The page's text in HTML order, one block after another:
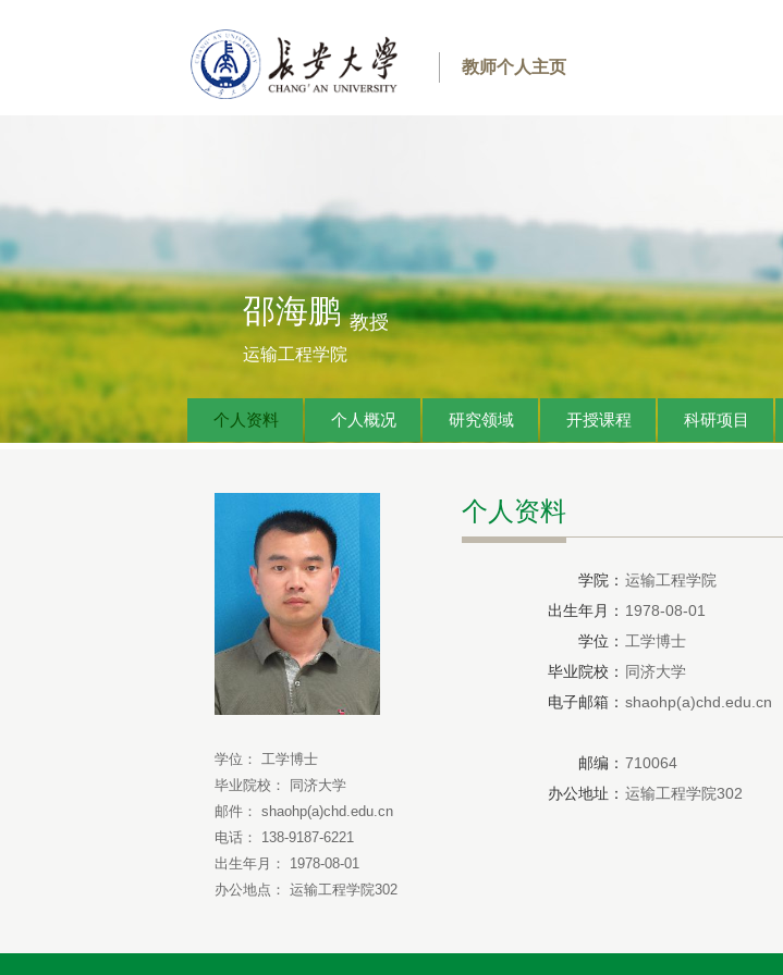
教师个人主页
邵海鹏教授
运输工程学院
个人资料 个人概况 研究领域 开授课程 科研项目
学位： 工学博士
毕业院校： 同济大学
邮件： shaohp(a)chd.edu.cn
电话： 138-9187-6221
出生年月： 1978-08-01
办公地点： 运输工程学院302
个人资料
学院： 运输工程学院
出生年月： 1978-08-01
学位： 工学博士
毕业院校： 同济大学
电子邮箱： shaohp(a)chd.edu.cn
邮编： 710064
办公地址： 运输工程学院302